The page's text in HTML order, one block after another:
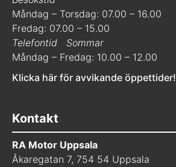
Måndag – Torsdag: 07.00 – 16.00
Fredag: 07.00 – 15.00
Telefontid
Sommar
Måndag – Fredag: 10.00 – 12.00
Klicka här för avvikande öppettider!
Kontakt
RA Motor Uppsala
Åkaregatan 7, 754 54 Uppsala